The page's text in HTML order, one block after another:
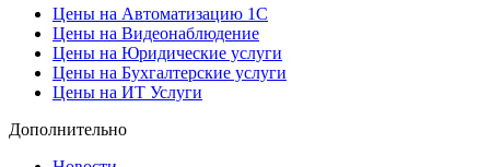
Цены на Автоматизацию 1С
Цены на Видеонаблюдение
Цены на Юридические услуги
Цены на Бухгалтерские услуги
Цены на ИТ Услуги
Дополнительно